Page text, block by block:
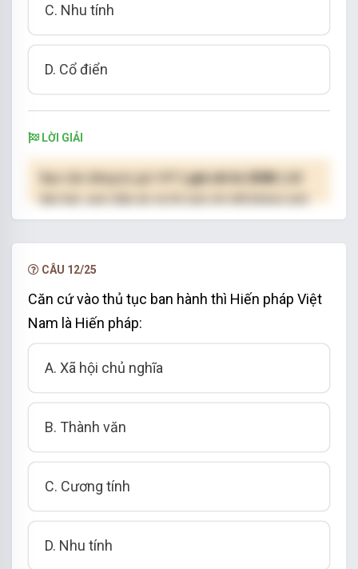
C. Nhu tính
D. Cổ điển
LỜI GIẢI
( giá chỉ từ 250K )
hạn.
CÂU 12/25
Căn cứ vào thủ tục ban hành thì Hiến pháp Việt
Nam là Hiến pháp:
A. Xã hội chủ nghĩa
B. Thành văn
C. Cương tính
D. Nhu tính